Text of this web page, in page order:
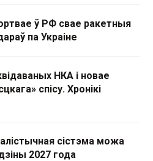
ў РФ свае ракетныя
па Украіне
НКА і новае
спісу. Хронікі
сістэма можа
2027 года